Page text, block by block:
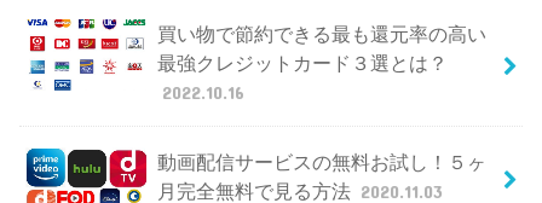
買い物で節約できる最も還元率の高い
最強クレジットカード３選とは？
2022.10.16
動画配信サービスの無料お試し！５ヶ
月完全無料で見る方法 2020.11.03